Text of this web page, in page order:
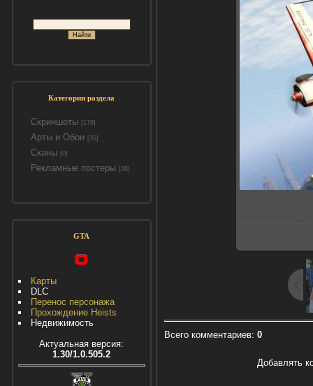
Категории раздела
Скриншоты [176]
Арты и Обои [35]
Сканы [0]
Рекламные постеры [26]
GTA
Карты
DLC
Перенос персонажа
Прохождение Heists
Недвижимость
Актуальная версия:
1.30/1.0.505.2
Всего комментариев: 0
Добавлять